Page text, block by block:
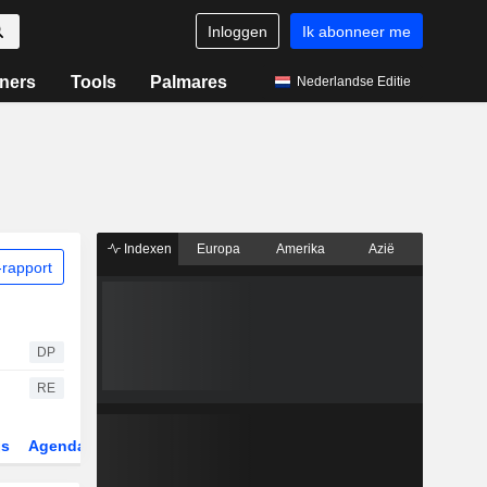
Inloggen Ik abonneer me
Tools Palmares Nederlandse Editie
DP
RE
Agenda
Indexen Europa Amerika Azië